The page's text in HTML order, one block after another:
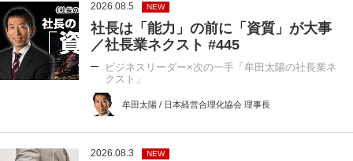
2026.08.5 NEW
社長は「能力」の前に「資質」が大事
／社長業ネクスト #445
ビジネスリーダー×次の一手「牟田太陽の社長業ネ
クスト」
牟田太陽 / 日本経営合理化協会 理事長
2026.08.3 NEW